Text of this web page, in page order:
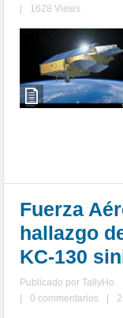
1628 Views
Fuerza
hallazgo
KC-130
Publicado porTallyHo
0 commentarios